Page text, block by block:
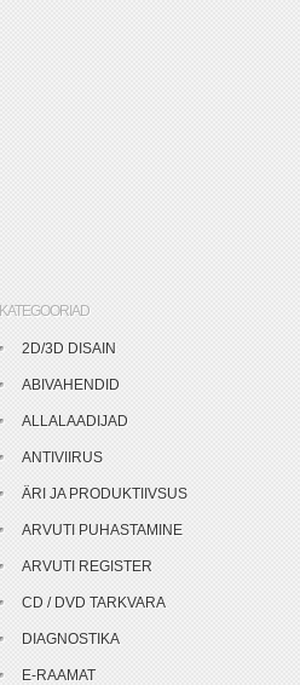
KATEGOORIAD
2D/3D DISAIN
ABIVAHENDID
ALLALAADIJAD
ANTIVIIRUS
ÄRI JA PRODUKTIIVSUS
ARVUTI PUHASTAMINE
ARVUTI REGISTER
CD / DVD TARKVARA
DIAGNOSTIKA
E-RAAMAT